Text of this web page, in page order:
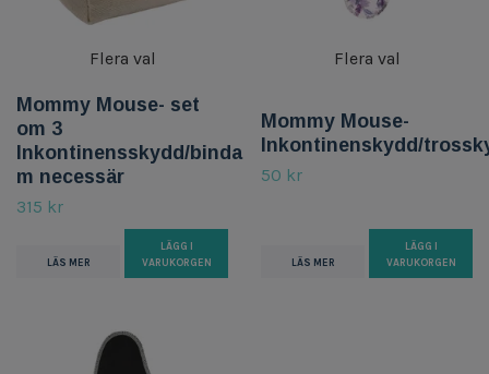
Flera val
Mommy Mouse- set
om 3
Inkontinensskydd/binda
m necessär
315 kr
LÄS MER
LÄGG I
VARUKORGEN
Flera val
Mommy Mouse-
Inkontinenskydd/
50 kr
LÄS MER
LÄGG I
VARUKORGEN